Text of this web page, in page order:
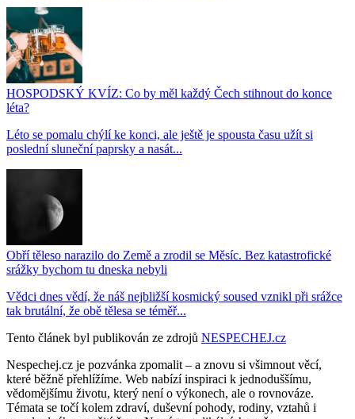
HOSPODSKÝ KVÍZ: Co by měl každý Čech stihnout do konce
léta?
Léto se pomalu chýlí ke konci, ale ještě je spousta času užít si
poslední sluneční paprsky a nasát...
Obří těleso narazilo do Země a zrodil se Měsíc. Bez katastrofické
srážky bychom tu dneska nebyli
Vědci dnes vědí, že náš nejbližší kosmický soused vznikl při srážce
tak brutální, že obě tělesa se téměř...
Tento článek byl publikován ze zdrojů NESPECHEJ.cz
Nespechej.cz je pozvánka zpomalit – a znovu si všimnout věcí,
které běžně přehlížíme. Web nabízí inspiraci k jednoduššímu,
vědomějšímu životu, který není o výkonech, ale o rovnováze.
Témata se točí kolem zdraví, duševní pohody, rodiny, vztahů i